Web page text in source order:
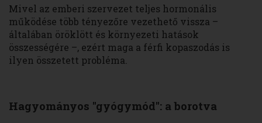
Mivel az emberi szervezet teljes hormonális
működése több tényezőre vezethető vissza –
általában öröklött és környezeti hatások
összességére –, ezért maga a férfi kopaszodás is
ilyen összetett probléma.
Hagyományos "gyógymód": a borotva